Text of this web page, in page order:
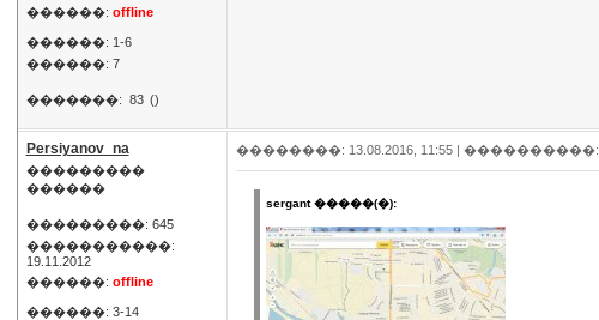
������: offline
������: 1-6
������: 7
�������: 83 ()
Persiyanov_na
���������
������
���������: 645
�����������:
19.11.2012
������: offline
������: 3-14
��������: 13.08.2016, 11:55 | ����������:
sergant �����(�):